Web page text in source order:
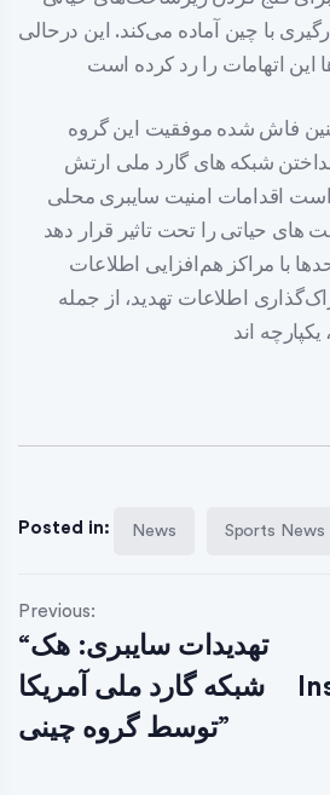
با چین آماده می‌کند. این درحالی
فاش شده موفقیت این گروه
شبکه های گارد ملی ارتش
است اقدامات امنیت سایبری محلی
حیاتی را تحت تاثیر قرار دهد
با مراکز هم‌افزایی اطلاعات
اطلاعات تهدید، از جمله
Posted in: News Sports News
Previous:
“تهدیدات سایبری: هک
شبکه گارد ملی آمریکا
توسط گروه چینی”